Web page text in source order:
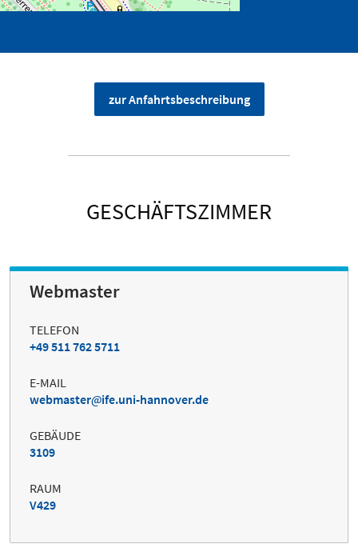
zur Anfahrtsbeschreibung
GESCHÄFTSZIMMER
Webmaster
TELEFON
+49 511 762 5711
E-MAIL
webmaster
ife.uni-hannover.de
GEBÄUDE
3109
RAUM
V429